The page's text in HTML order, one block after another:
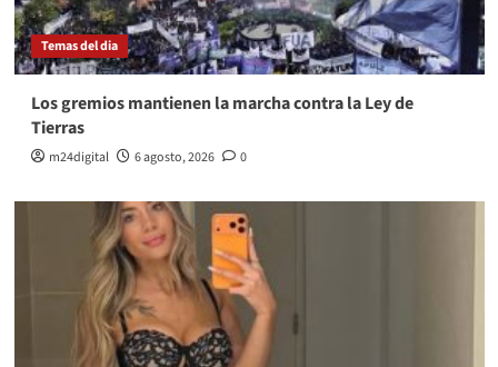
Temas del dia
Los gremios mantienen la marcha contra la Ley de
Tierras
m24digital 6 agosto, 2026 0